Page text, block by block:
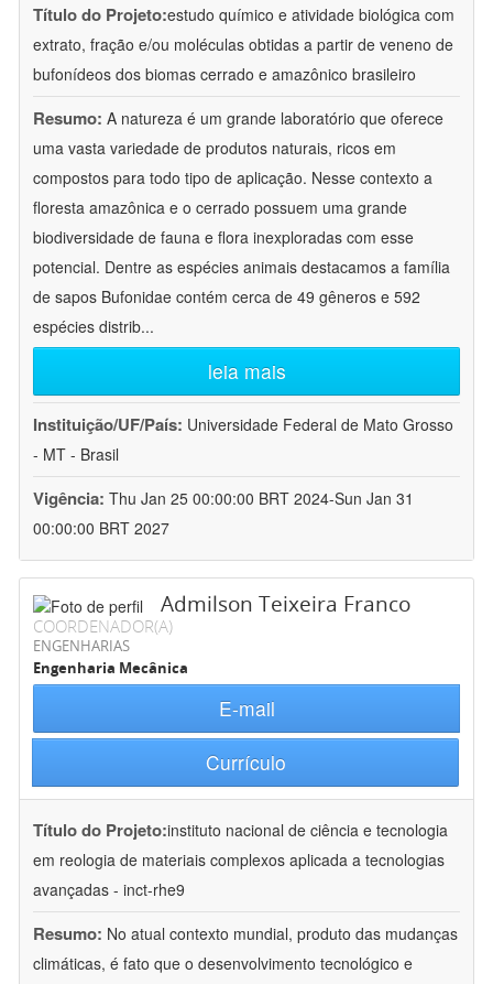
Título do Projeto:estudo químico e atividade biológica com
extrato, fração e/ou moléculas obtidas a partir de veneno de
bufonídeos dos biomas cerrado e amazônico brasileiro
Resumo: A natureza é um grande laboratório que oferece
uma vasta variedade de produtos naturais, ricos em
compostos para todo tipo de aplicação. Nesse contexto a
floresta amazônica e o cerrado possuem uma grande
biodiversidade de fauna e flora inexploradas com esse
potencial. Dentre as espécies animais destacamos a família
de sapos Bufonidae contém cerca de 49 gêneros e 592
espécies distrib...
leia mais
Instituição/UF/País: Universidade Federal de Mato Grosso
- MT - Brasil
Vigência: Thu Jan 25 00:00:00 BRT 2024-Sun Jan 31
00:00:00 BRT 2027
Admilson Teixeira Franco
COORDENADOR(A)
ENGENHARIAS
Engenharia Mecânica
E-mail
Currículo
Título do Projeto:instituto nacional de ciência e tecnologia
em reologia de materiais complexos aplicada a tecnologias
avançadas - inct-rhe9
Resumo: No atual contexto mundial, produto das mudanças
climáticas, é fato que o desenvolvimento tecnológico e